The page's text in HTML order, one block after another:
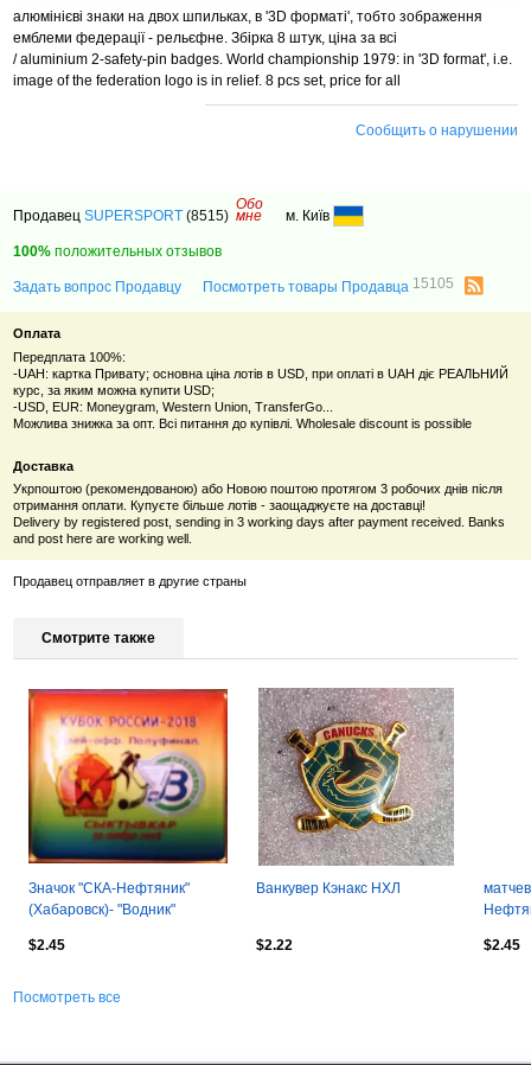
алюмінієві знаки на двох шпильках, в '3D форматі', тобто зображення
емблеми федерації - рельєфне. Збірка 8 штук, ціна за всі
/ aluminium 2-safety-pin badges. World championship 1979:in '3D format', i.e.
image of the federation logo is in relief. 8 pcs set, price for all
Сообщить о нарушении
ПродавецSUPERSPORT (8515)
Обо
мне м. Київ
100% положительных отзывов
Задать вопрос Продавцу Посмотреть товары Продавца 15105
Оплата
Передплата 100%:
-UAH: картка Привату; основна ціна лотів в USD, при оплаті в UAH діє РЕАЛЬНИЙ
курс, за яким можна купити USD;
-USD, EUR: Moneygram, Western Union, TransferGo...
Можлива знижка за опт. Всі питання до купівлі. Wholesale discount is possible
Доставка
Укрпоштою (рекомендованою) або Новою поштою протягом 3 робочих днів після
отримання оплати. Купуєте більше лотів - заощаджуєте на доставці!
Delivery by registered post, sending in 3 working days after payment received. Banks
and post here are working well.
Продавец отправляет в другие страны
Смотрите также
Значок "СКА-Нефтяник"
(Хабаровск)- "Водник"
$2.45
Ванкувер Кэнакс НХЛ
$2.22
2019г
$2.45
Посмотреть все